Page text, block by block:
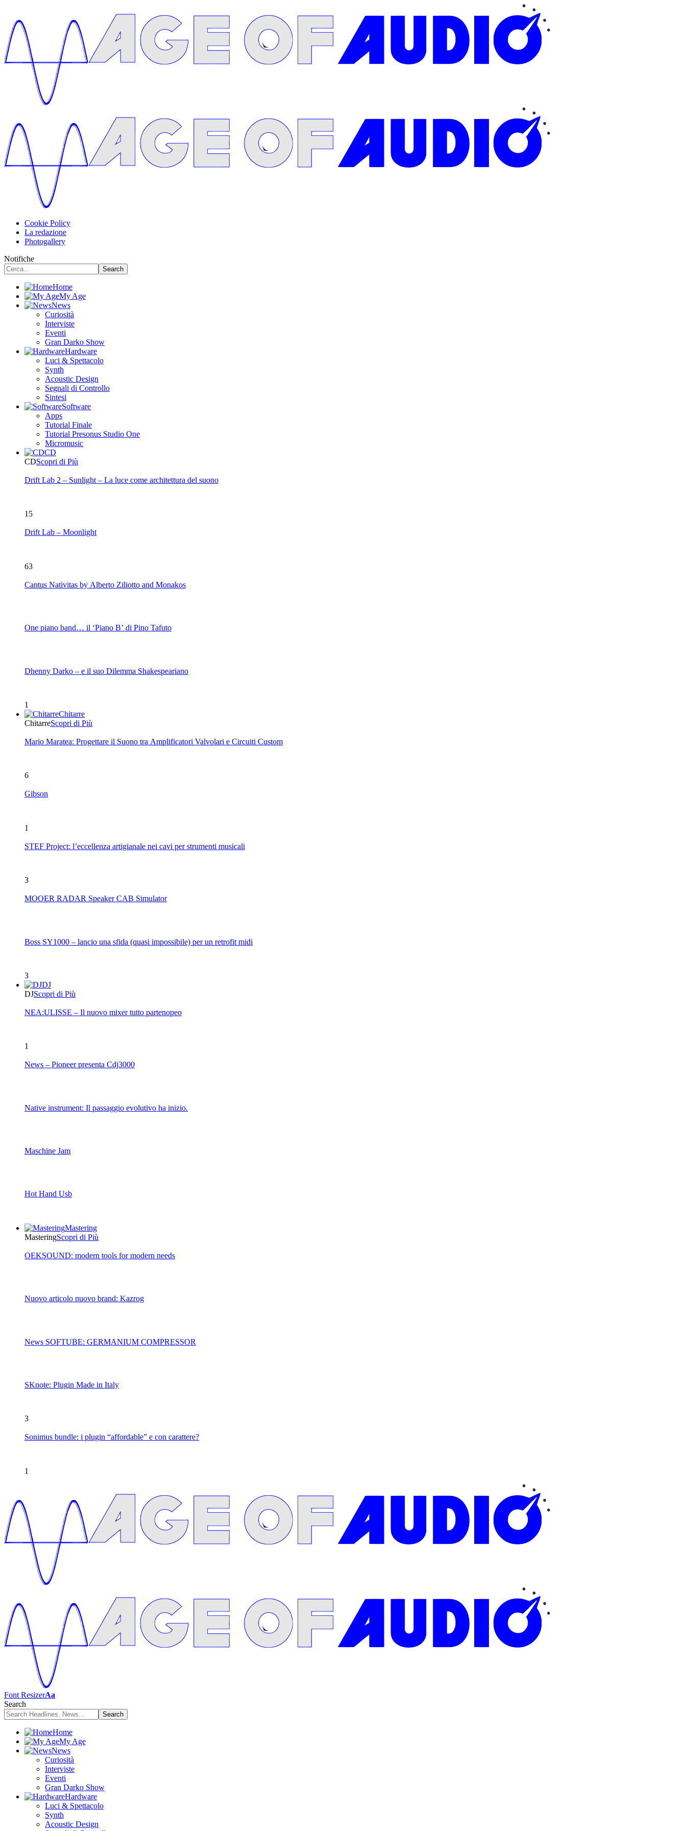
Cookie Policy
La redazione
Photogallery
Notifiche
Home
My Age
News
Curiosità
Interviste
Eventi
Gran Darko Show
Hardware
Luci & Spettacolo
Synth
Acoustic Design
Segnali di Controllo
Sintesi
Software
Apps
Tutorial Finale
Tutorial Presonus Studio One
Micromusic
CD
CDScopri di Più
Drift Lab 2 – Sunlight – La luce come architettura del suono
15
Drift Lab – Moonlight
63
Cantus Nativitas by Alberto Ziliotto and Monakos
One piano band… il ‘Piano B’ di Pino Tafuto
Dhenny Darko – e il suo Dilemma Shakespeariano
1
Chitarre
ChitarreScopri di Più
Mario Maratea: Progettare il Suono tra Amplificatori Valvolari e Circuiti Custom
6
Gibson
1
STEF Project: l’eccellenza artigianale nei cavi per strumenti musicali
3
MOOER RADAR Speaker CAB Simulator
Boss SY1000 – lancio una sfida (quasi impossibile) per un retrofit midi
3
DJ
DJScopri di Più
NEA:ULISSE – Il nuovo mixer tutto partenopeo
1
News – Pioneer presenta Cdj3000
Native instrument: Il passaggio evolutivo ha inizio.
Maschine Jam
Hot Hand Usb
Mastering
MasteringScopri di Più
OEKSOUND: modern tools for modern needs
Nuovo articolo nuovo brand: Kazrog
News SOFTUBE: GERMANIUM COMPRESSOR
SKnote: Plugin Made in Italy
3
Sonimus bundle: i plugin “affordable” e con carattere?
1
Font ResizerAa
Search
Home
My Age
News
Curiosità
Interviste
Eventi
Gran Darko Show
Hardware
Luci & Spettacolo
Synth
Acoustic Design